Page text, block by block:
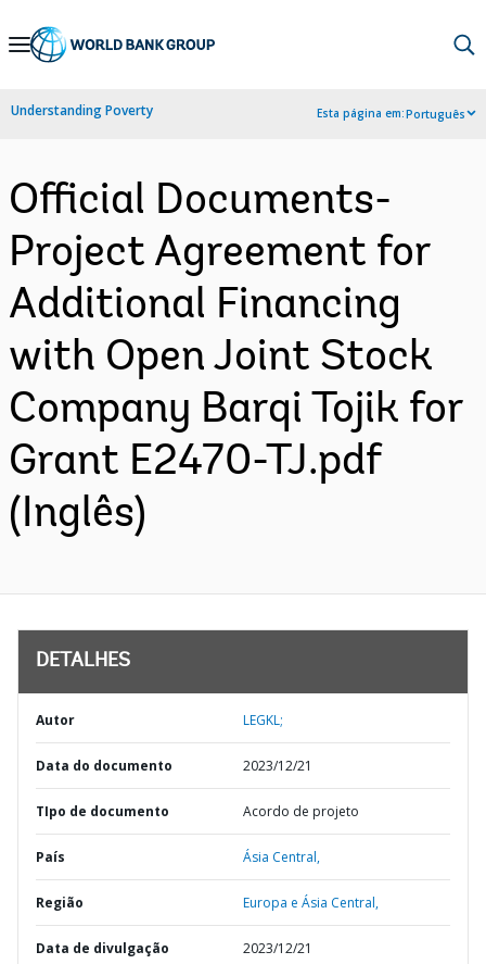
Skip
Navigation
Understanding Poverty Esta página em:Português
Official Documents-
Project Agreement for
Additional Financing
with Open Joint Stock
Company Barqi Tojik for
Grant E2470-TJ.pdf
(Inglês)
DETALHES
Autor LEGKL;
Data do documento 2023/12/21
TIpo de documento Acordo de projeto
País Ásia Central,
Região Europa e Ásia Central,
Data de divulgação 2023/12/21